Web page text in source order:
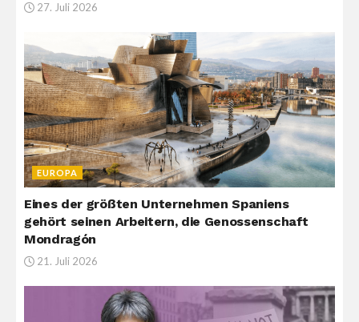
27. Juli 2026
EUROPA
Eines der größten Unternehmen Spaniens
gehört seinen Arbeitern, die Genossenschaft
Mondragón
21. Juli 2026